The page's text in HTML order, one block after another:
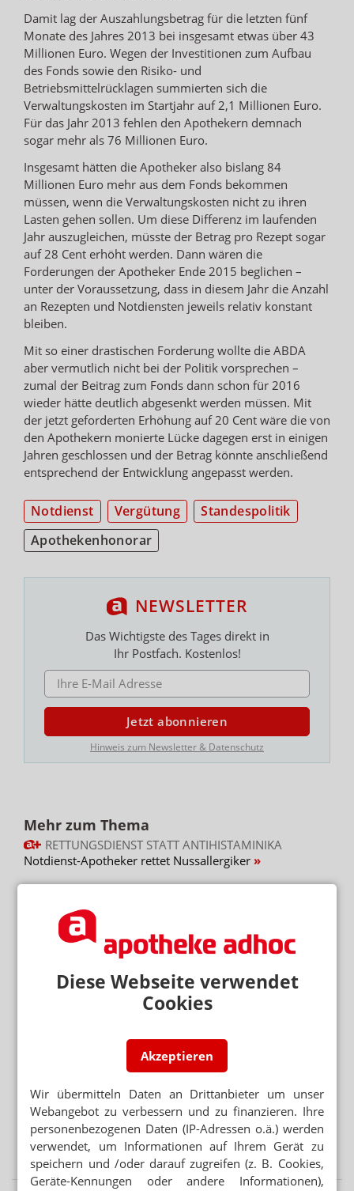
Diese Webseite verwendet
Cookies
Akzeptieren
Wir übermitteln Daten an Drittanbieter um unser
Webangebot zu verbessern und zu finanzieren. Ihre
personenbezogenen Daten (IP-Adressen o.ä.) werden
verwendet, um Informationen auf Ihrem Gerät zu
speichern und /oder darauf zugreifen (z. B. Cookies,
Geräte-Kennungen oder andere Informationen),
Damit lag der Auszahlungsbetrag für die letzten fünf
Monate des Jahres 2013 bei insgesamt etwas über 43
Millionen Euro. Wegen der Investitionen zum Aufbau
des Fonds sowie den Risiko- und
Betriebsmittelrücklagen summierten sich die
Verwaltungskosten im Startjahr auf 2,1 Millionen Euro.
Für das Jahr 2013 fehlen den Apothekern demnach
sogar mehr als 76 Millionen Euro.
Insgesamt hätten die Apotheker also bislang 84
Millionen Euro mehr aus dem Fonds bekommen
müssen, wenn die Verwaltungskosten nicht zu ihren
Lasten gehen sollen. Um diese Differenz im laufenden
Jahr auszugleichen, müsste der Betrag pro Rezept sogar
auf 28 Cent erhöht werden. Dann wären die
Forderungen der Apotheker Ende 2015 beglichen –
unter der Voraussetzung, dass in diesem Jahr die Anzahl
an Rezepten und Notdiensten jeweils relativ konstant
bleiben.
Mit so einer drastischen Forderung wollte die ABDA
aber vermutlich nicht bei der Politik vorsprechen –
zumal der Beitrag zum Fonds dann schon für 2016
wieder hätte deutlich abgesenkt werden müssen. Mit
der jetzt geforderten Erhöhung auf 20 Cent wäre die von
den Apothekern monierte Lücke dagegen erst in einigen
Jahren geschlossen und der Betrag könnte anschließend
entsprechend der Entwicklung angepasst werden.
Notdienst Vergütung
Standespolitik
Apothekenhonorar
NEWSLETTER
Das Wichtigste des Tages direkt in
Ihr Postfach. Kostenlos!
E-MAIL ADRESSE
Jetzt abonnieren
Hinweis zum Newsletter & Datenschutz
Mehr zum Thema
RETTUNGSDIENST STATT ANTIHISTAMINIKA
Notdienst-Apotheker rettet Nussallergiker
Barmer: Genügend Apotheken in Meck-Pomm
ROBOTER STATT APOTHEKER?
Notdienst ohne Personal: Firma wirbt in Apotheken
Mehr aus Ressort
Protest gegen die Bundesregierung
Hitzeschutz: Was tut die Bundesregierung?
BUNDESREGIERUNG PRÜFT UMSETZUNGSBEDARF
Second-Hand-Medikamente: Wiederabgabe nicht
verboten